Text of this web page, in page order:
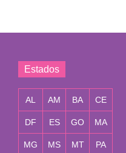
Estados
AL AM BA CE
DF ES GO MA
MG MS MT PA